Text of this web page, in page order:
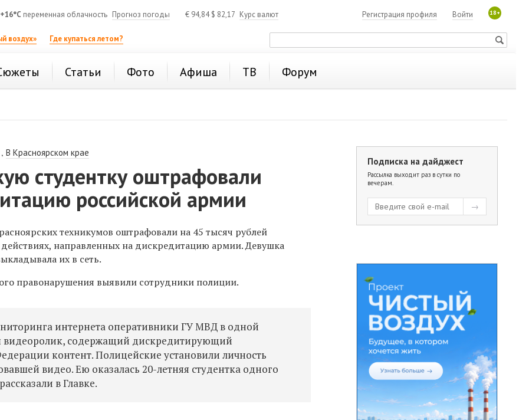
+16°C переменная облачность Прогноз погоды € 94,84$ 82,17 Курс валют 18+
Войти
Регистрация профиля
воздух» Где купаться летом?
Статьи Фото Афиша ТВ Форум
,В Красноярском крае
студентку оштрафовали
российской армии
техникумов оштрафовали на 45 тысяч рублей
действиях, направленных на дискредитацию армии. Девушка
их в сеть.
правонарушения выявили сотрудники полиции.
интернета оперативники ГУ МВД в одной
видеоролик, содержащий дискредитирующий
контент. Полицейские установили личность
видео. Ею оказалась 20-летняя студентка одного
в Главке.
Подписка на дайджест
Рассылка выходит раз в сутки по
вечерам.